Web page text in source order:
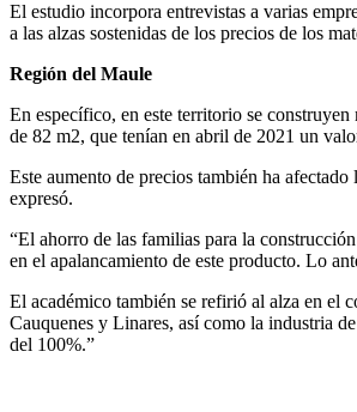
El estudio incorpora entrevistas a varias
a las alzas sostenidas de los precios de los
Región del Maule
En específico, en este territorio se
de 82 m2, que tenían en abril de 2021 un
Este aumento de precios también ha
expresó.
“El ahorro de las familias para la
en el apalancamiento de este producto. Lo
El académico también se refirió al alza en el
Cauquenes y Linares, así como la industria
del 100%.”